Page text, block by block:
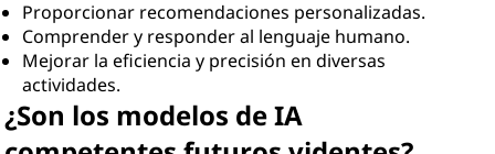
Proporcionar recomendaciones personalizadas.
Comprender y responder al lenguaje humano.
Mejorar la eficiencia y precisión en diversas
actividades.
¿Son los modelos de IA